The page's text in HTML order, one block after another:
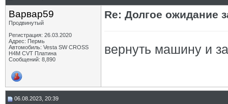
Варвар59
Продвинутый
Регистрация: 26.03.2020
Адрес: Пермь
Автомобиль: Vesta SW CROSS
H4M CVT Платина
Сообщений: 8,890
Re: Долгое ожидание
вернуть машину и
06.08.2023, 20:39